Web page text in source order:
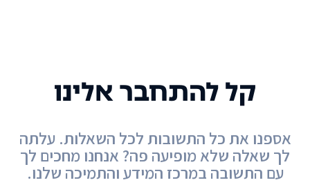
קל להתחבר אלינו
אספנו את כל התשובות לכל השאלות. עלתה
לך שאלה שלא מופיעה פה? אנחנו מחכים לך
עם התשובה במרכז המידע והתמיכה שלנו.